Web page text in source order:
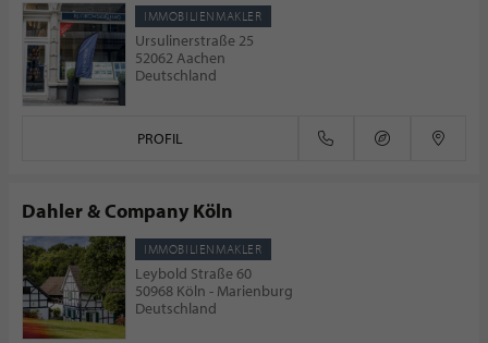
IMMOBILIENMAKLER
Ursulinerstraße 25
52062 Aachen
Deutschland
PROFIL
Dahler & Company Köln
IMMOBILIENMAKLER
Leybold Straße 60
50968 Köln - Marienburg
Deutschland